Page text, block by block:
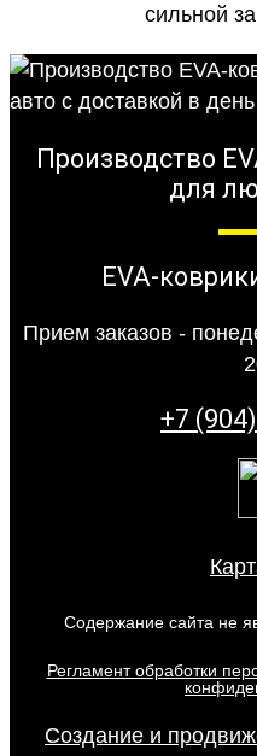
сильной
Производство
для
EVA-
Прием заказов -
+7
Содержание сайта не
Регламент обработки
Создание и